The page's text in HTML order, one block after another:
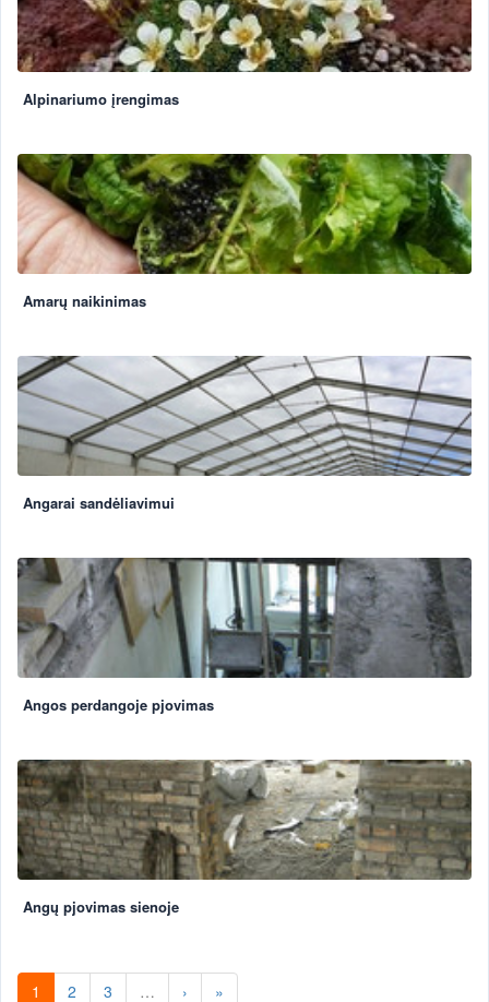
Alpinariumo įrengimas
Amarų naikinimas
Angarai sandėliavimui
Angos perdangoje pjovimas
Angų pjovimas sienoje
1 2 3 … › »